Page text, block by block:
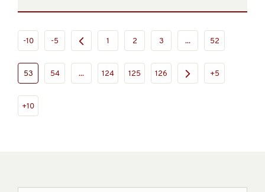
-10 -5 1 2 3 ... 52
53 54 ... 124 125 126 +5
+10